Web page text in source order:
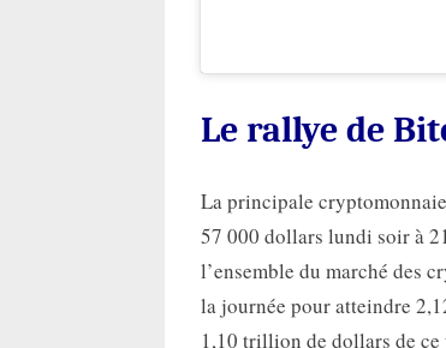
Le rallye de
La principale
57 000 dollars lundi soir à
l’ensemble du marché des
la journée pour atteindre
1,10 trillion de dollars de